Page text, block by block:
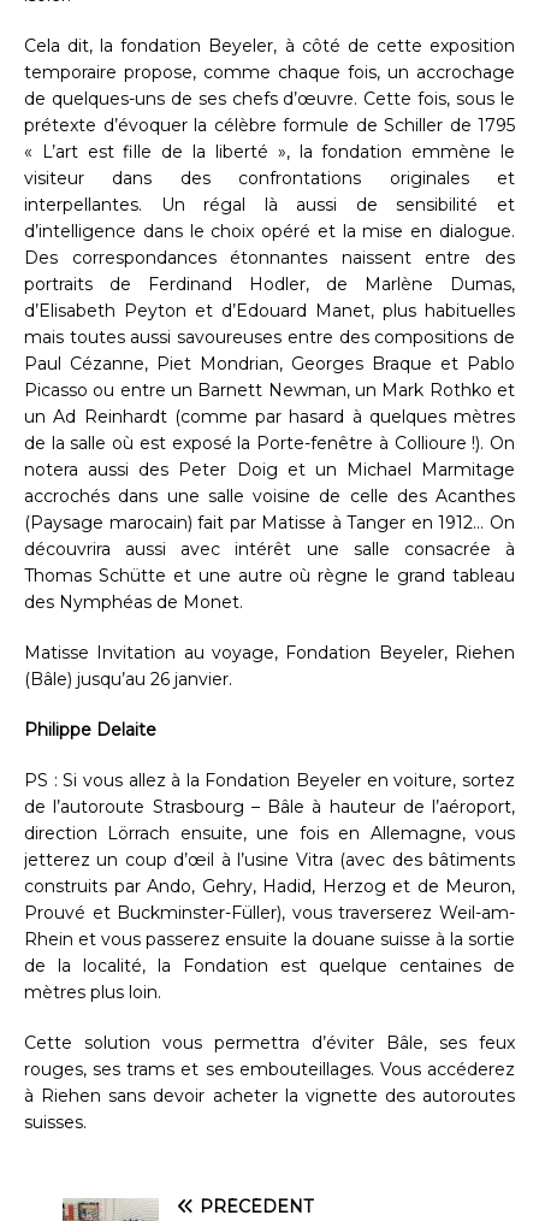
Cela dit, la fondation Beyeler, à côté de cette exposition
temporaire propose, comme chaque fois, un accrochage
de quelques-uns de ses chefs d’œuvre. Cette fois, sous le
prétexte d’évoquer la célèbre formule de Schiller de 1795
« L’art est fille de la liberté », la fondation emmène le
visiteur dans des confrontations originales et
interpellantes. Un régal là aussi de sensibilité et
d’intelligence dans le choix opéré et la mise en dialogue.
Des correspondances étonnantes naissent entre des
portraits de Ferdinand Hodler, de Marlène Dumas,
d’Elisabeth Peyton et d’Edouard Manet, plus habituelles
mais toutes aussi savoureuses entre des compositions de
Paul Cézanne, Piet Mondrian, Georges Braque et Pablo
Picasso ou entre un Barnett Newman, un Mark Rothko et
un Ad Reinhardt (comme par hasard à quelques mètres
de la salle où est exposé la Porte-fenêtre à Collioure !). On
notera aussi des Peter Doig et un Michael Marmitage
accrochés dans une salle voisine de celle des Acanthes
(Paysage marocain) fait par Matisse à Tanger en 1912… On
découvrira aussi avec intérêt une salle consacrée à
Thomas Schütte et une autre où règne le grand tableau
des Nymphéas de Monet.
Matisse Invitation au voyage, Fondation Beyeler, Riehen
(Bâle) jusqu’au 26 janvier.
Philippe Delaite
PS : Si vous allez à la Fondation Beyeler en voiture, sortez
de l’autoroute Strasbourg – Bâle à hauteur de l’aéroport,
direction Lörrach ensuite, une fois en Allemagne, vous
jetterez un coup d’œil à l’usine Vitra (avec des bâtiments
construits par Ando, Gehry, Hadid, Herzog et de Meuron,
Prouvé et Buckminster-Füller), vous traverserez Weil-am-
Rhein et vous passerez ensuite la douane suisse à la sortie
de la localité, la Fondation est quelque centaines de
mètres plus loin.
Cette solution vous permettra d’éviter Bâle, ses feux
rouges, ses trams et ses embouteillages. Vous accéderez
à Riehen sans devoir acheter la vignette des autoroutes
suisses.
PRÉCÉDENT